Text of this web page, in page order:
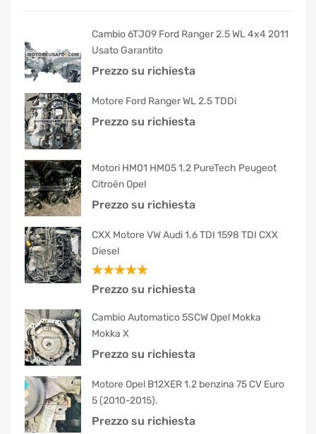
Cambio 6TJ09 Ford Ranger 2.5 WL 4x4 2011
Usato Garantito
Prezzo su richiesta
Motore Ford Ranger WL 2.5 TDDi
Prezzo su richiesta
Motori HM01 HM05 1.2 PureTech Peugeot
Citroën Opel
Prezzo su richiesta
CXX Motore VW Audi 1.6 TDI 1598 TDI CXX
Diesel
Valutato
Prezzo su richiesta
Cambio Automatico 5SCW Opel Mokka
Mokka X
Prezzo su richiesta
Motore Opel B12XER 1.2 benzina 75 CV Euro
5 (2010-2015).
Prezzo su richiesta